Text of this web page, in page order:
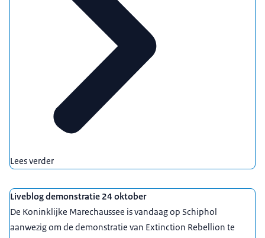
Lees verder
Liveblog demonstratie 24 oktober
De Koninklijke Marechaussee is vandaag op Schiphol
aanwezig om de demonstratie van Extinction Rebellion te